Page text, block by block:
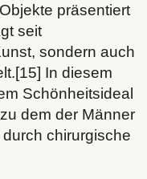
präsentiert
seit
sondern auch
In diesem
Schönheitsideal
dem der Männer
chirurgische